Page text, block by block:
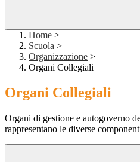
Home >
Scuola >
Organizzazione >
Organi Collegiali
Organi Collegiali
Organi di gestione e autogoverno
rappresentano le diverse